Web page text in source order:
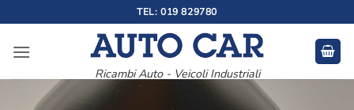
ai
contenuti
TEL: 019 829780
Ricambi Auto - Veicoli Industriali